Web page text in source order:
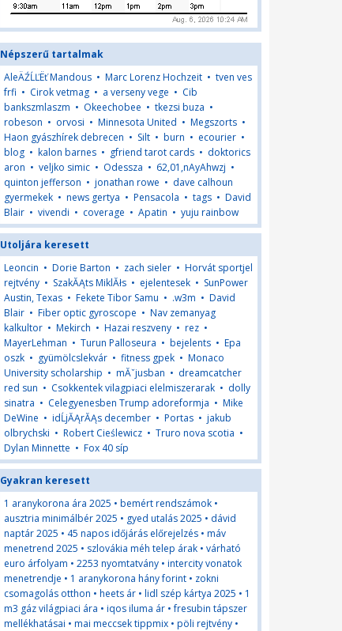
Népszerű tartalmak
AleÄŹĹĽËť Mandous • Marc Lorenz Hochzeit • tven ves
frfi • Cirok vetmag • a verseny vege • Cib
bankszmlaszm • Okeechobee • tkezsi buza •
robeson • orvosi • Minnesota United • Megszorts •
Haon gyászhírek debrecen • Silt • burn • ecourier •
blog • kalon barnes • gfriend tarot cards • doktorics
aron • veljko simic • Odessza • 62,01,nAyAhwzj •
quinton jefferson • jonathan rowe • dave calhoun
gyermekek • news gertya • Pensacola • tags • David
Blair • vivendi • coverage • Apatin • yuju rainbow
Utoljára keresett
Leoncin • Dorie Barton • zach sieler • Horvát sportjel
rejtvény • SzakĂĄts MiklĂłs • ejelentesek • SunPower
Austin, Texas • Fekete Tibor Samu • .w3m • David
Blair • Fiber optic gyroscope • Nav zemanyag
kalkultor • Mekirch • Hazai reszveny • rez •
MayerLehman • Turun Palloseura • bejelents • Epa
oszk • gyümölcslekvár • fitness gpek • Monaco
University scholarship • mĂˇjusban • dreamcatcher
red sun • Csokkentek vilagpiaci elelmiszerarak • dolly
sinatra • Celegyenesben Trump adoreformja • Mike
DeWine • idĹjĂĄrĂĄs december • Portas • jakub
olbrychski • Robert Cieślewicz • Truro nova scotia •
Dylan Minnette • Fox 40 síp
Gyakran keresett
1 aranykorona ára 2025 • bemért rendszámok •
ausztria minimálbér 2025 • gyed utalás 2025 • dávid
naptár 2025 • 45 napos időjárás előrejelzés • máv
menetrend 2025 • szlovákia méh telep árak • várható
euro árfolyam • 2253 nyomtatvány • intercity vonatok
menetrendje • 1 aranykorona hány forint • zokni
csomagolás otthon • heets ár • lidl szép kártya 2025 • 1
m3 gáz világpiaci ára • iqos iluma ár •fresubin tápszer
mellékhatásai • mai meccsek tippmix • pöli rejtvény •